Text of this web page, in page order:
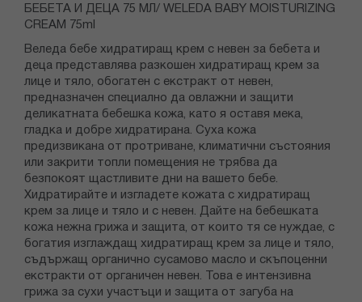
БЕБЕТА И ДЕЦА 75 МЛ/ WELEDA BABY MOISTURIZING
CREAM 75ml
Веледа бебе хидратиращ крем с невен за бебета и
деца представлява разкошен хидратиращ крем за
лице и тяло, обогатен с екстракт от невен,
предназначен специално да овлажни и защити
деликатната бебешка кожа, като я оставя мека,
гладка и добре хидратирана. Суха кожа
предизвикана от протриване, климатични състояния
или закрити топли помещения не трябва да
безпокоят щастливите дни на вашето бебе.
Хидратирайте и изгладете кожата с хидратиращ
крем за лице и тяло и с невен. Дайте на бебешката
кожа нежна грижа и защита, от които тя се нуждае, с
богатия изглаждащ хидратиращ крем за лице и тяло,
съдържащ органично сусамово масло и скъпоценни
екстракти от органичен невен. Това е интензивна
грижа за сухи участъци и защита от загуба на